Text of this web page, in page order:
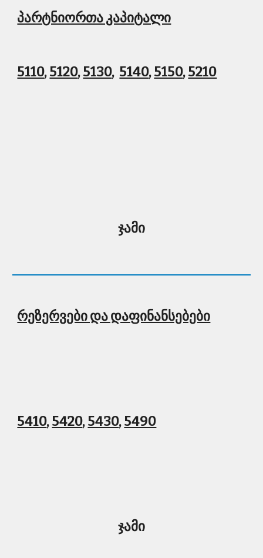
პარტნიორთა კაპიტალი
5110, 5120, 5130, 5140, 5150, 5210
ჯამი
რეზერვები და დაფინანსებები
5410, 5420, 5430, 5490
ჯამი